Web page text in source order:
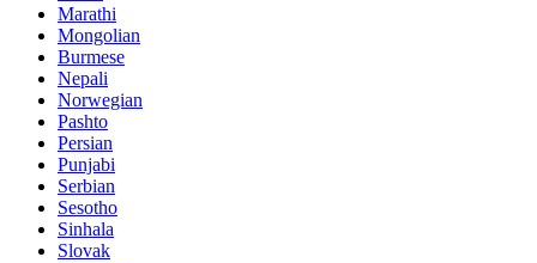
Marathi
Mongolian
Burmese
Nepali
Norwegian
Pashto
Persian
Punjabi
Serbian
Sesotho
Sinhala
Slovak